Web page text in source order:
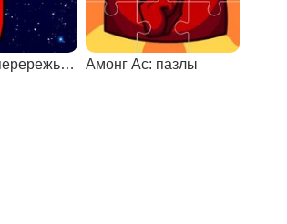
Амонг Ас: перережь веревку Амонг Ас: пазлы